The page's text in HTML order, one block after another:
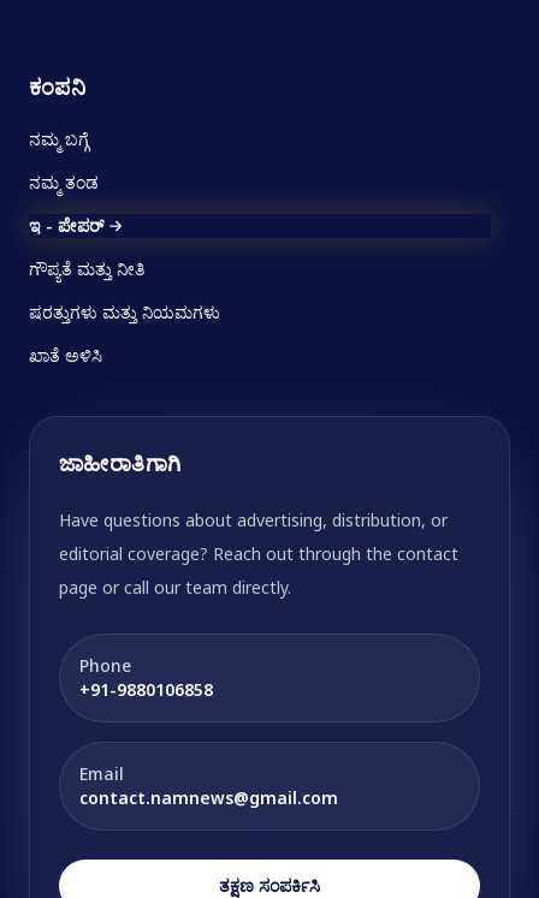
ಕಂಪನಿ
ನಮ್ಮ ಬಗ್ಗೆ
ನಮ್ಮ ತಂಡ
ಇ - ಪೇಪರ್
ಗೌಪ್ಯತೆ ಮತ್ತು ನೀತಿ
ಷರತ್ತುಗಳು ಮತ್ತು ನಿಯಮಗಳು
ಖಾತೆ ಅಳಿಸಿ
ಜಾಹೀರಾತಿಗಾಗಿ
Have questions about advertising, distribution, or
editorial coverage? Reach out through the contact
page or call our team directly.
Phone
+91-9880106858
Email
contact.namnews@gmail.com
ತಕ್ಷಣ ಸಂಪರ್ಕಿಸಿ